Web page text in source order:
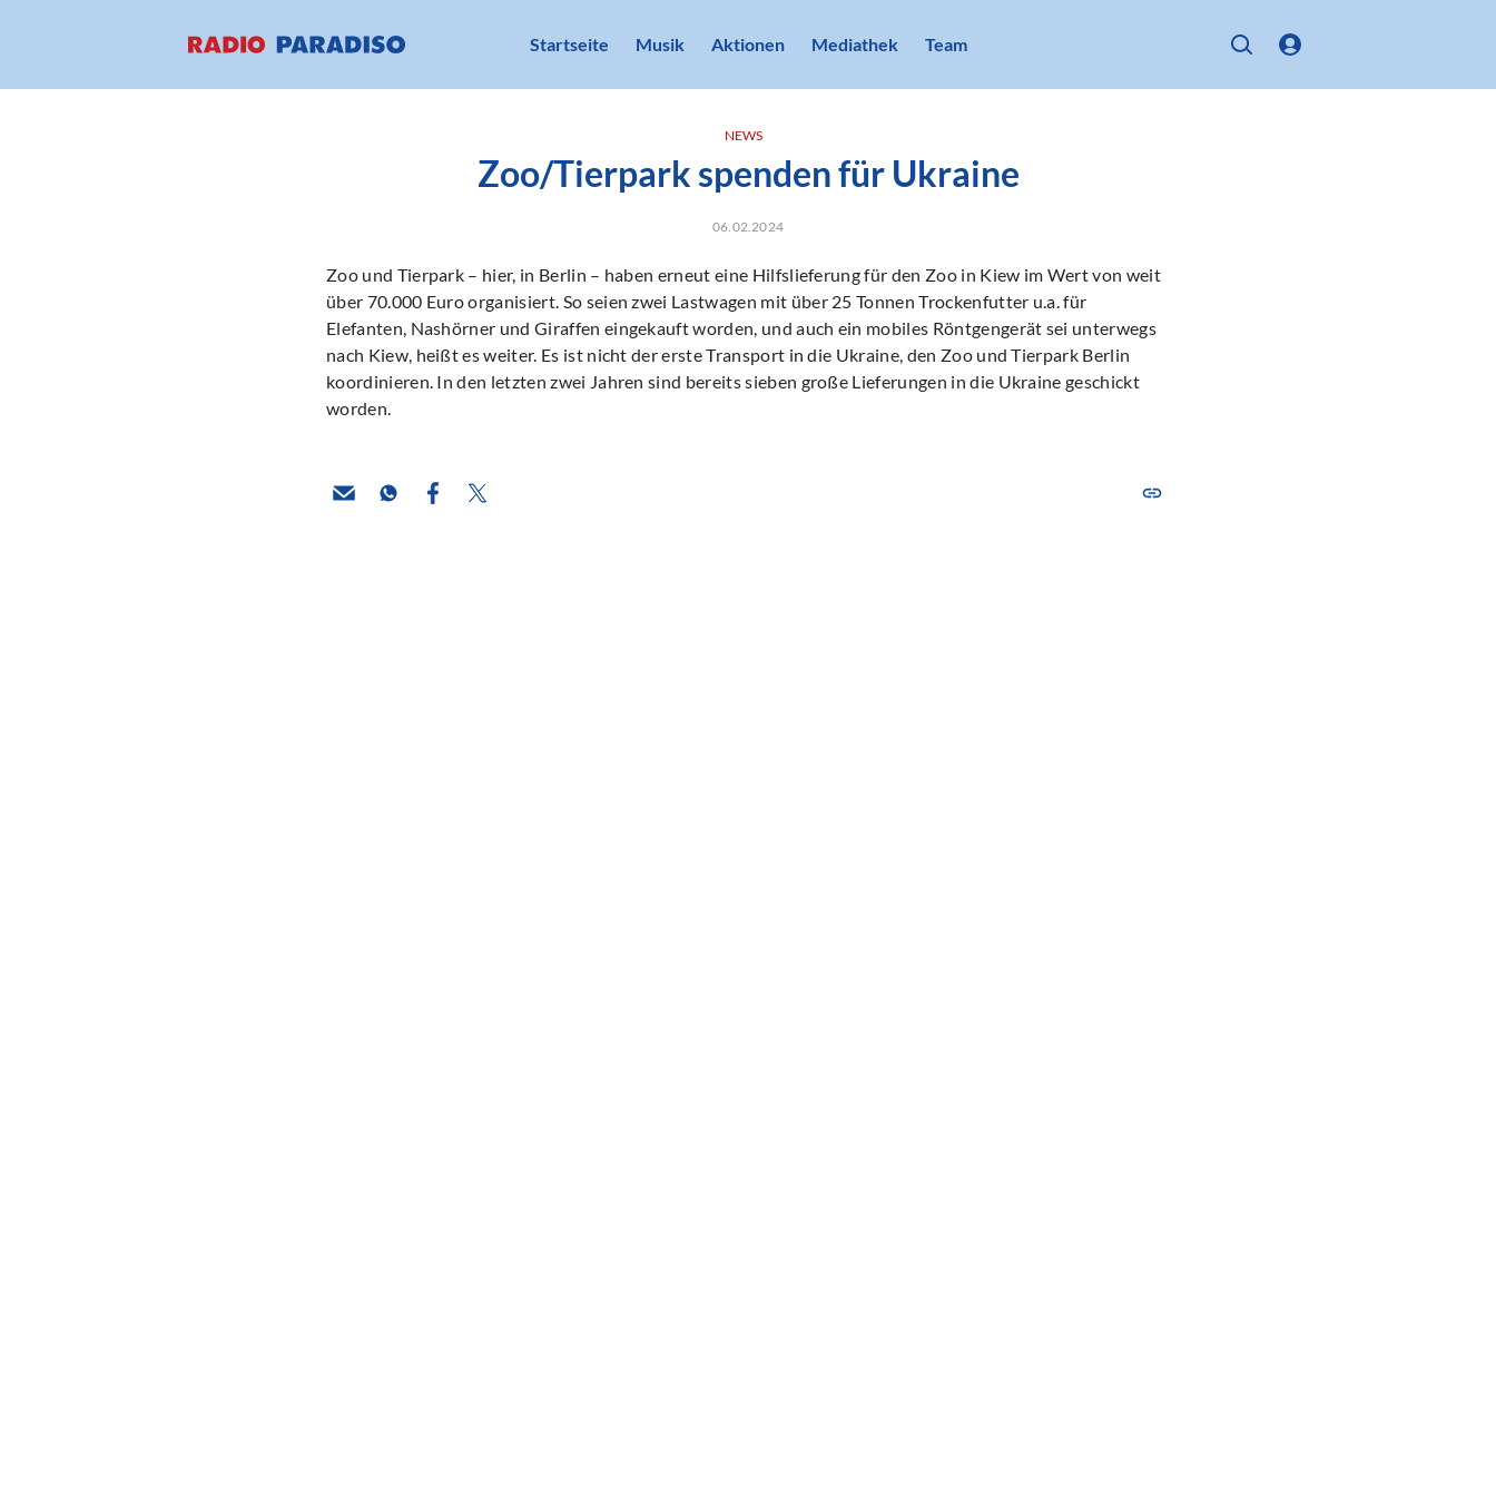
Startseite Musik Aktionen Mediathek Team
NEWS
Zoo/Tierpark spenden für Ukraine
06.02.2024
Zoo und Tierpark – hier, in Berlin – haben erneut eine Hilfslieferung für den Zoo in Kiew im Wert von weit
über 70.000 Euro organisiert. So seien zwei Lastwagen mit über 25 Tonnen Trockenfutter u.a. für
Elefanten, Nashörner und Giraffen eingekauft worden, und auch ein mobiles Röntgengerät sei unterwegs
nach Kiew, heißt es weiter. Es ist nicht der erste Transport in die Ukraine, den Zoo und Tierpark Berlin
koordinieren. In den letzten zwei Jahren sind bereits sieben große Lieferungen in die Ukraine geschickt
worden.